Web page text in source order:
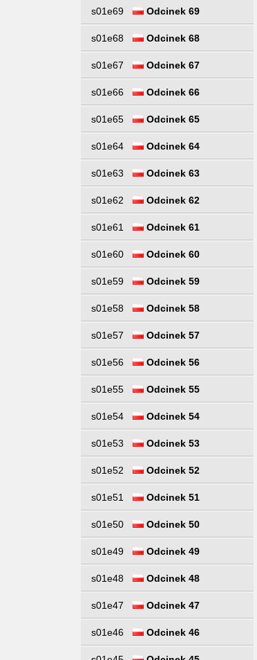
s01e69 Odcinek 69
s01e68 Odcinek 68
s01e67 Odcinek 67
s01e66 Odcinek 66
s01e65 Odcinek 65
s01e64 Odcinek 64
s01e63 Odcinek 63
s01e62 Odcinek 62
s01e61 Odcinek 61
s01e60 Odcinek 60
s01e59 Odcinek 59
s01e58 Odcinek 58
s01e57 Odcinek 57
s01e56 Odcinek 56
s01e55 Odcinek 55
s01e54 Odcinek 54
s01e53 Odcinek 53
s01e52 Odcinek 52
s01e51 Odcinek 51
s01e50 Odcinek 50
s01e49 Odcinek 49
s01e48 Odcinek 48
s01e47 Odcinek 47
s01e46 Odcinek 46